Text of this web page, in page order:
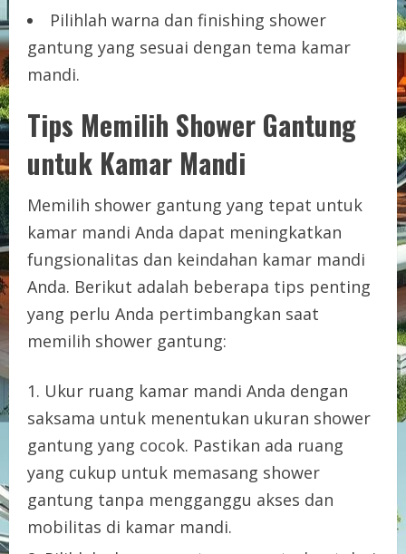
Pilihlah warna dan finishing shower
gantung yang sesuai dengan tema kamar
mandi.
Tips Memilih Shower Gantung
untuk Kamar Mandi
Memilih shower gantung yang tepat untuk
kamar mandi Anda dapat meningkatkan
fungsionalitas dan keindahan kamar mandi
Anda. Berikut adalah beberapa tips penting
yang perlu Anda pertimbangkan saat
memilih shower gantung:
Ukur ruang kamar mandi Anda dengan
saksama untuk menentukan ukuran shower
gantung yang cocok. Pastikan ada ruang
yang cukup untuk memasang shower
gantung tanpa mengganggu akses dan
mobilitas di kamar mandi.